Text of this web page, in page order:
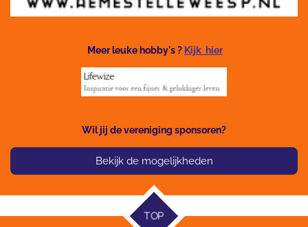
Meer leuke hobby's ? Kijk hier
Wil jij de vereniging sponsoren?
Bekijk de mogelijkheden
TOP